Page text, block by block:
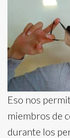
Eso nos
miembros de
durante los